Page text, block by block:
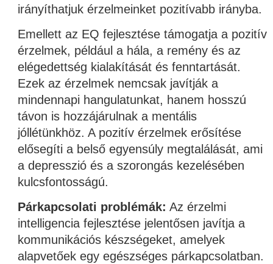
irányíthatjuk érzelmeinket pozitívabb irányba.
Emellett az EQ fejlesztése támogatja a pozitív
érzelmek, például a hála, a remény és az
elégedettség kialakítását és fenntartását.
Ezek az érzelmek nemcsak javítják a
mindennapi hangulatunkat, hanem hosszú
távon is hozzájárulnak a mentális
jóllétünkhöz. A pozitív érzelmek erősítése
elősegíti a belső egyensúly megtalálását, ami
a depresszió és a szorongás kezelésében
kulcsfontosságú.
Párkapcsolati problémák: Az érzelmi
intelligencia fejlesztése jelentősen javítja a
kommunikációs készségeket, amelyek
alapvetőek egy egészséges párkapcsolatban.